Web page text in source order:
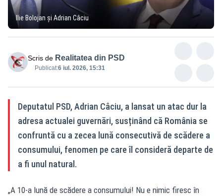
Ilie Bolojan și Adrian Câciu
Scris de Realitatea din PSD
Publicat:6 iul. 2026, 15:31
Deputatul PSD, Adrian Câciu, a lansat un atac dur la
adresa actualei guvernări, susținând că România se
confruntă cu a zecea lună consecutivă de scădere a
consumului, fenomen pe care îl consideră departe de
a fi unul natural.
„A 10-a lună de scădere a consumului! Nu e nimic firesc în